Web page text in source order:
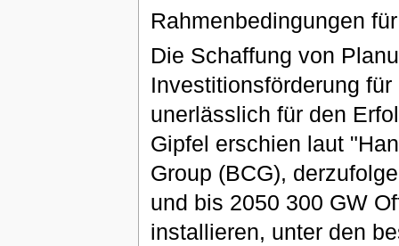
Rahmenbedingungen
Die Schaffung von
Investitionsförderung
unerlässlich für den
Gipfel erschien laut
Group (BCG),
und bis 2050 300 GW
installieren, unter den